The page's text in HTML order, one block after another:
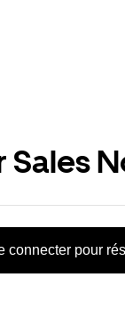
Sales
connecter pour